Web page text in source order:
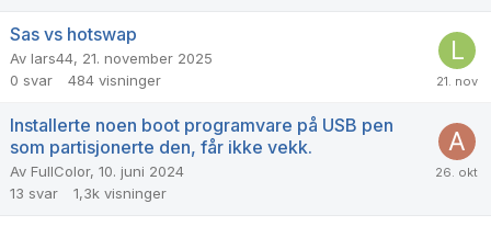
Sas vs hotswap
Av lars44, 21. november 2025
0 svar 484 visninger
Installerte noen boot programvare på USB pen
som partisjonerte den, får ikke vekk.
Av FullColor, 10. juni 2024
13 svar 1,3k visninger